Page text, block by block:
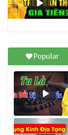
Popular